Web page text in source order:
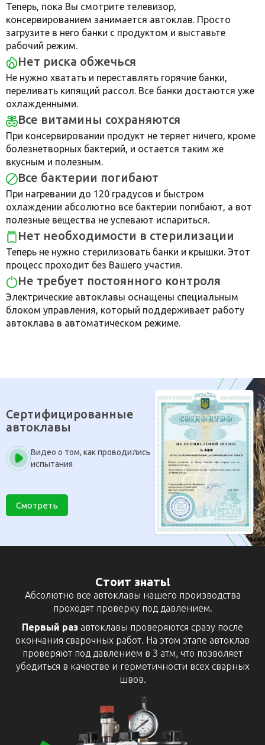
Теперь, пока Вы смотрите телевизор,
консервированием занимается автоклав. Просто
загрузите в него банки с продуктом и выставьте
рабочий режим.
Нет риска обжечься
Не нужно хватать и переставлять горячие банки,
переливать кипящий рассол. Все банки достаются уже
охлажденными.
Все витамины сохраняются
При консервировании продукт не теряет ничего, кроме
болезнетворных бактерий, и остается таким же
вкусным и полезным.
Все бактерии погибают
При нагревании до 120 градусов и быстром
охлаждении абсолютно все бактерии погибают, а вот
полезные вещества не успевают испариться.
Нет необходимости в стерилизации
Теперь не нужно стерилизовать банки и крышки. Этот
процесс проходит без Вашего участия.
Не требует постоянного контроля
Электрические автоклавы оснащены специальным
блоком управления, который поддерживает работу
автоклава в автоматическом режиме.
Сертифицированные
автоклавы
Видео о том, как проводились
испытания
Смотреть
Стоит знать!
Абсолютно все автоклавы нашего производства
проходят проверку под давлением.
Первый раз автоклавы проверяются сразу после
окончания сварочных работ. На этом этапе автоклав
проверяют под давлением в 3 атм, что позволяет
убедиться в качестве и герметичности всех сварных
швов.